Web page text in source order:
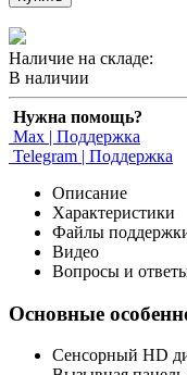
Наличие на складе:
В наличии
Нужна помощь?
Max | Поддержка
Telegram | Поддержка
Описание
Характеристики
Файлы
Видео
Вопросы и
Основные
Сенcорный HD